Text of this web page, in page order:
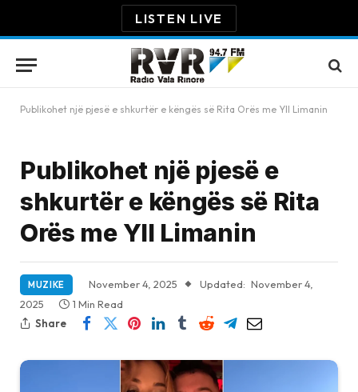
LISTEN LIVE
Publikohet një pjesë e shkurtër e këngës së Rita Orës me Yll Limanin
Publikohet një pjesë e
shkurtër e këngës së Rita
Orës me Yll Limanin
MUZIKE November 4, 2025 Updated: November 4,
2025
1 Min Read
Share